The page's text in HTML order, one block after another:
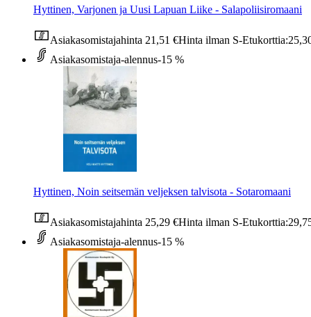
Hyttinen, Varjonen ja Uusi Lapuan Liike - Salapoliisiromaani
Asiakasomistajahinta 21,51 €Hinta ilman S-Etukorttia:
Asiakasomistaja-alennus-15 %
Hyttinen, Noin seitsemän veljeksen talvisota - Sotaromaani
Asiakasomistajahinta 25,29 €Hinta ilman S-Etukorttia:
Asiakasomistaja-alennus-15 %